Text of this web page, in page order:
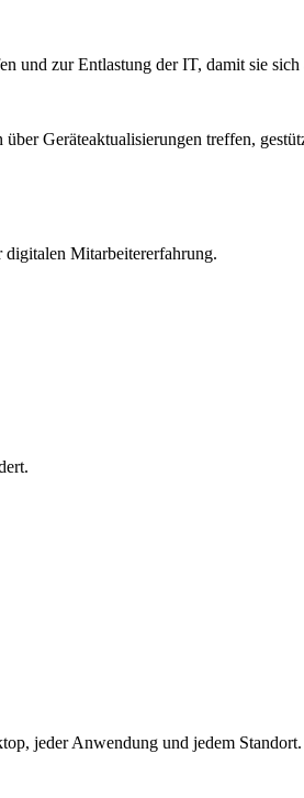
zur Entlastung der IT, damit sie
Geräteaktualisierungen treffen,
digitalen Mitarbeitererfahrung.
jeder Anwendung und jedem Standort.